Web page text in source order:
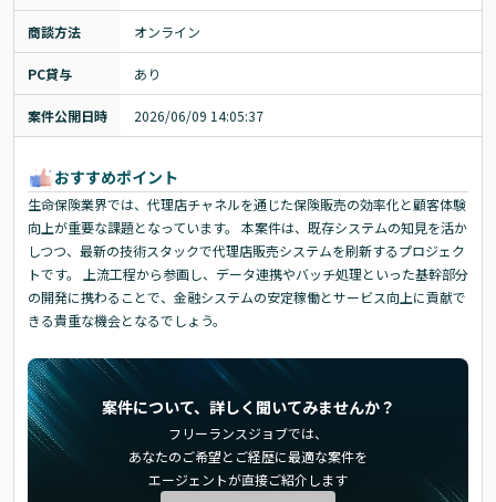
商談方法 オンライン
PC貸与 あり
案件公開日時 2026/06/09 14:05:37
おすすめポイント
生命保険業界では、代理店チャネルを通じた保険販売の効率化と顧客体験
向上が重要な課題となっています。 本案件は、既存システムの知見を活か
しつつ、最新の技術スタックで代理店販売システムを刷新するプロジェク
トです。 上流工程から参画し、データ連携やバッチ処理といった基幹部分
の開発に携わることで、金融システムの安定稼働とサービス向上に貢献で
きる貴重な機会となるでしょう。
案件について、詳しく聞いてみませんか？
フリーランスジョブでは、
あなたのご希望とご経歴に最適な案件を
エージェントが直接ご紹介します